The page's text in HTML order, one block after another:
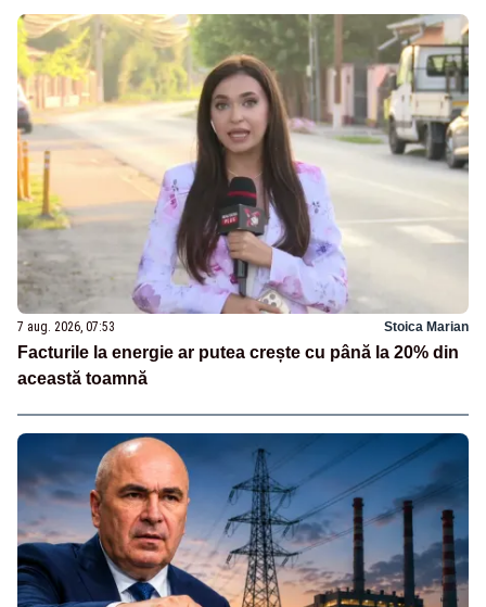
7 aug. 2026, 07:53 Stoica Marian
Facturile la energie ar putea crește cu până la 20% din
această toamnă